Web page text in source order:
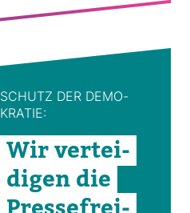
SCHUTZ DER DEMO­
KRATIE:
Wir ver­tei­
digen die